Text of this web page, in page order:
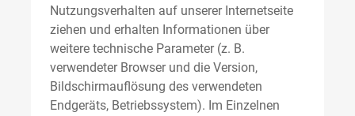
Nutzungsverhalten auf unserer Internetseite
ziehen und erhalten Informationen über
weitere technische Parameter (z. B.
verwendeter Browser und die Version,
Bildschirmauflösung des verwendeten
Endgeräts, Betriebssystem). Im Einzelnen